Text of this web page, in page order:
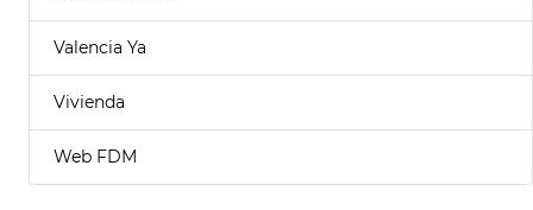
Valencia Ya
Vivienda
Web FDM